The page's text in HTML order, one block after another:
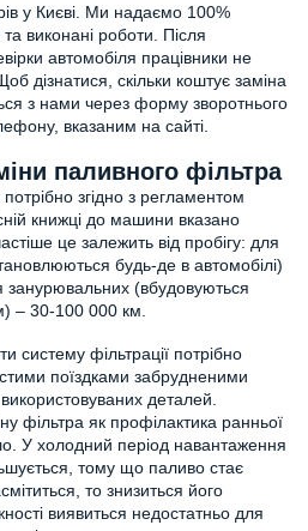
у Києві. Ми надаємо 100%
виконані роботи. Після
автомобіля працівники не
дізнатися, скільки коштує заміна
з нами через форму зворотнього
вказаним на сайті.
паливного фільтра
згідно з регламентом
книжці до машини вказано
це залежить від пробігу: для
будь-де в автомобілі)
(вбудовуються
– 30-100 000 км.
систему фільтрації потрібно
поїздками забрудненими
деталей.
фільтра як профілактика ранньої
У холодний період навантаження
тому що паливо стає
то знизиться його
виявиться недостатньо для